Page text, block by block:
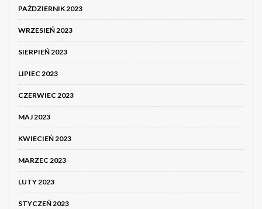
PAŹDZIERNIK 2023
WRZESIEŃ 2023
SIERPIEŃ 2023
LIPIEC 2023
CZERWIEC 2023
MAJ 2023
KWIECIEŃ 2023
MARZEC 2023
LUTY 2023
STYCZEŃ 2023